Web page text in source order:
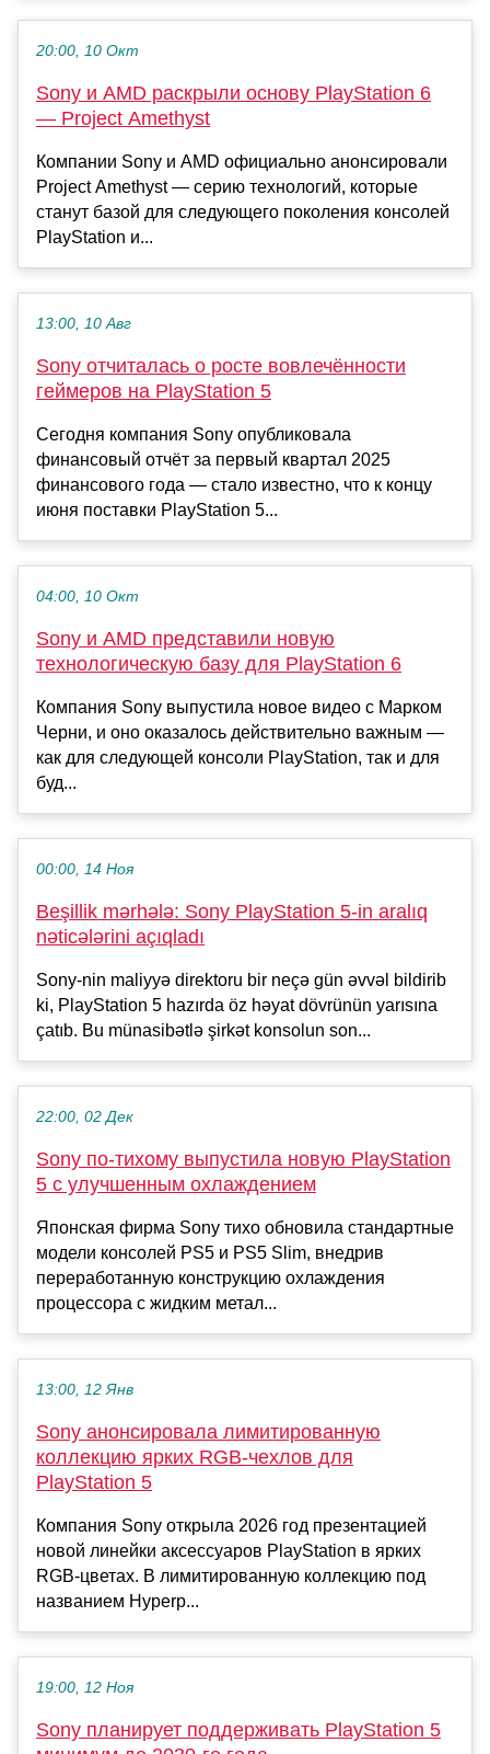
20:00, 10 Окт
Sony и AMD раскрыли основу PlayStation 6
— Project Amethyst
Компании Sony и AMD официально анонсировали
Project Amethyst — серию технологий, которые
станут базой для следующего поколения консолей
PlayStation и...
13:00, 10 Авг
Sony отчиталась о росте вовлечённости
геймеров на PlayStation 5
Сегодня компания Sony опубликовала
финансовый отчёт за первый квартал 2025
финансового года — стало известно, что к концу
июня поставки PlayStation 5...
04:00, 10 Окт
Sony и AMD представили новую
технологическую базу для PlayStation 6
Компания Sony выпустила новое видео с Марком
Черни, и оно оказалось действительно важным —
как для следующей консоли PlayStation, так и для
буд...
00:00, 14 Ноя
Beşillik mərhələ: Sony PlayStation 5-in aralıq
nəticələrini açıqladı
Sony-nin maliyyə direktoru bir neçə gün əvvəl bildirib
ki, PlayStation 5 hazırda öz həyat dövrünün yarısına
çatıb. Bu münasibətlə şirkət konsolun son...
22:00, 02 Дек
Sony по-тихому выпустила новую PlayStation
5 с улучшенным охлаждением
Японская фирма Sony тихо обновила стандартные
модели консолей PS5 и PS5 Slim, внедрив
переработанную конструкцию охлаждения
процессора с жидким метал...
13:00, 12 Янв
Sony анонсировала лимитированную
коллекцию ярких RGB-чехлов для
PlayStation 5
Компания Sony открыла 2026 год презентацией
новой линейки аксессуаров PlayStation в ярких
RGB-цветах. В лимитированную коллекцию под
названием Hyperp...
19:00, 12 Ноя
Sony планирует поддерживать PlayStation 5